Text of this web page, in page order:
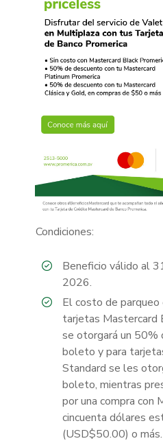
Condiciones:
Beneficio válido al
2026.
El costo de
tarjetas Mastercard
se otorgará un 50%
boleto y para
Standard se les
boleto, mientras
por una compra con
cincuenta dólares
(USD$50.00) o más.